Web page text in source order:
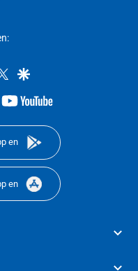
twittergoogle
youtube-
en
en